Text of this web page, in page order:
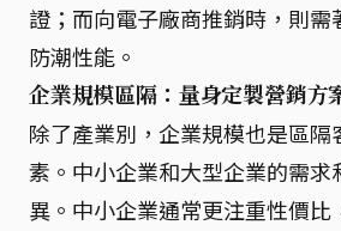
證；而向電子廠商推銷時，則需
防潮性能。
企業規模區隔：量身定製營銷方
除了產業別，企業規模也是區隔
素。中小企業和大型企業的需求
異。中小企業通常更注重性價比